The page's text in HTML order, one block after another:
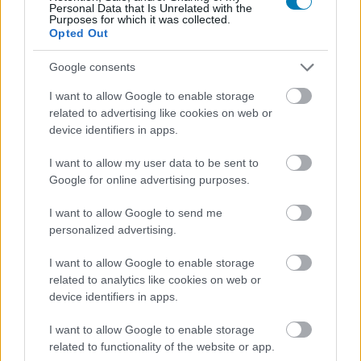
Personal Data that Is Unrelated with the
Purposes for which it was collected.
Opted Out
Google consents
I want to allow Google to enable storage
related to advertising like cookies on web or
device identifiers in apps.
I want to allow my user data to be sent to
Google for online advertising purposes.
I want to allow Google to send me
personalized advertising.
I want to allow Google to enable storage
related to analytics like cookies on web or
device identifiers in apps.
I want to allow Google to enable storage
related to functionality of the website or app.
A következő Xbox szinte már
PC lesz, persze prémium áron
2025 október 23. 06:02
Az Xbox elnöke szerint a következő generációs
konzol "nagyon prémium" és "nagyon high-end"
élményt kínál majd, ezzel pedig a Microsoft
Unmute Loaded:
21.02%
Úgy tűnik, az olcsó konzolok kora végleg lejárt, a
Microsoft ugyanis a következő Xboxot már a